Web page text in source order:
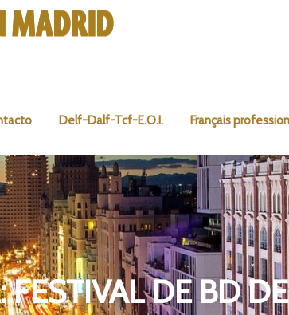
Delf-Dalf-Tcf-E.O.I. Français
FESTIVAL DE BD